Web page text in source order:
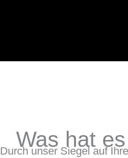
Was hat
Durch unser Siegel auf